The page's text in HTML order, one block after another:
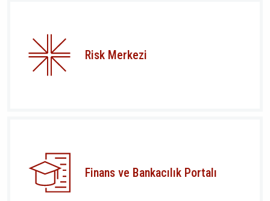
Risk Merkezi
Finans ve Bankacılık Portalı